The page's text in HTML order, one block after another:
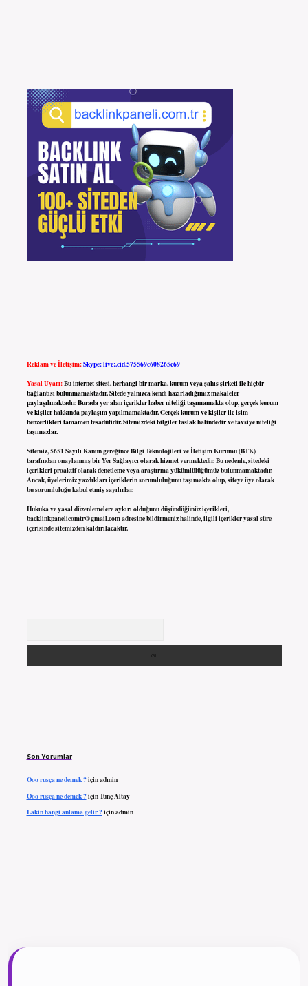
Reklam ve İletişim:Skype: live:.cid.575569c608265c69
Yasal Uyarı:Bu internet sitesi, herhangi bir marka, kurum veya şahıs şirketi ile hiçbir
bağlantısı bulunmamaktadır. Sitede yalnızca kendi hazırladığımız makaleler
paylaşılmaktadır. Burada yer alan içerikler haber niteliği taşımamakta olup, gerçek kurum
ve kişiler hakkında paylaşım yapılmamaktadır. Gerçek kurum ve kişiler ile isim
benzerlikleri tamamen tesadüfidir. Sitemizdeki bilgiler taslak halindedir ve tavsiye niteliği
taşımazlar.
Sitemiz, 5651 Sayılı Kanun gereğince Bilgi Teknolojileri ve İletişim Kurumu (BTK)
tarafından onaylanmış bir Yer Sağlayıcı olarak hizmet vermektedir. Bu nedenle, sitedeki
içerikleri proaktif olarak denetleme veya araştırma yükümlülüğümüz bulunmamaktadır.
Ancak, üyelerimiz yazdıkları içeriklerin sorumluluğunu taşımakta olup, siteye üye olarak
bu sorumluluğu kabul etmiş sayılırlar.
Hukuka ve yasal düzenlemelere aykırı olduğunu düşündüğünüz içerikleri,
backlinkpanelicomtr@gmail.comadresine bildirmeniz halinde, ilgili içerikler yasal süre
içerisinde sitemizden kaldırılacaktır.
Son Yorumlar
Ooo rusça ne demek ?içinadmin
Ooo rusça ne demek ?içinTunç Altay
Lakin hangi anlama gelir ?içinadmin